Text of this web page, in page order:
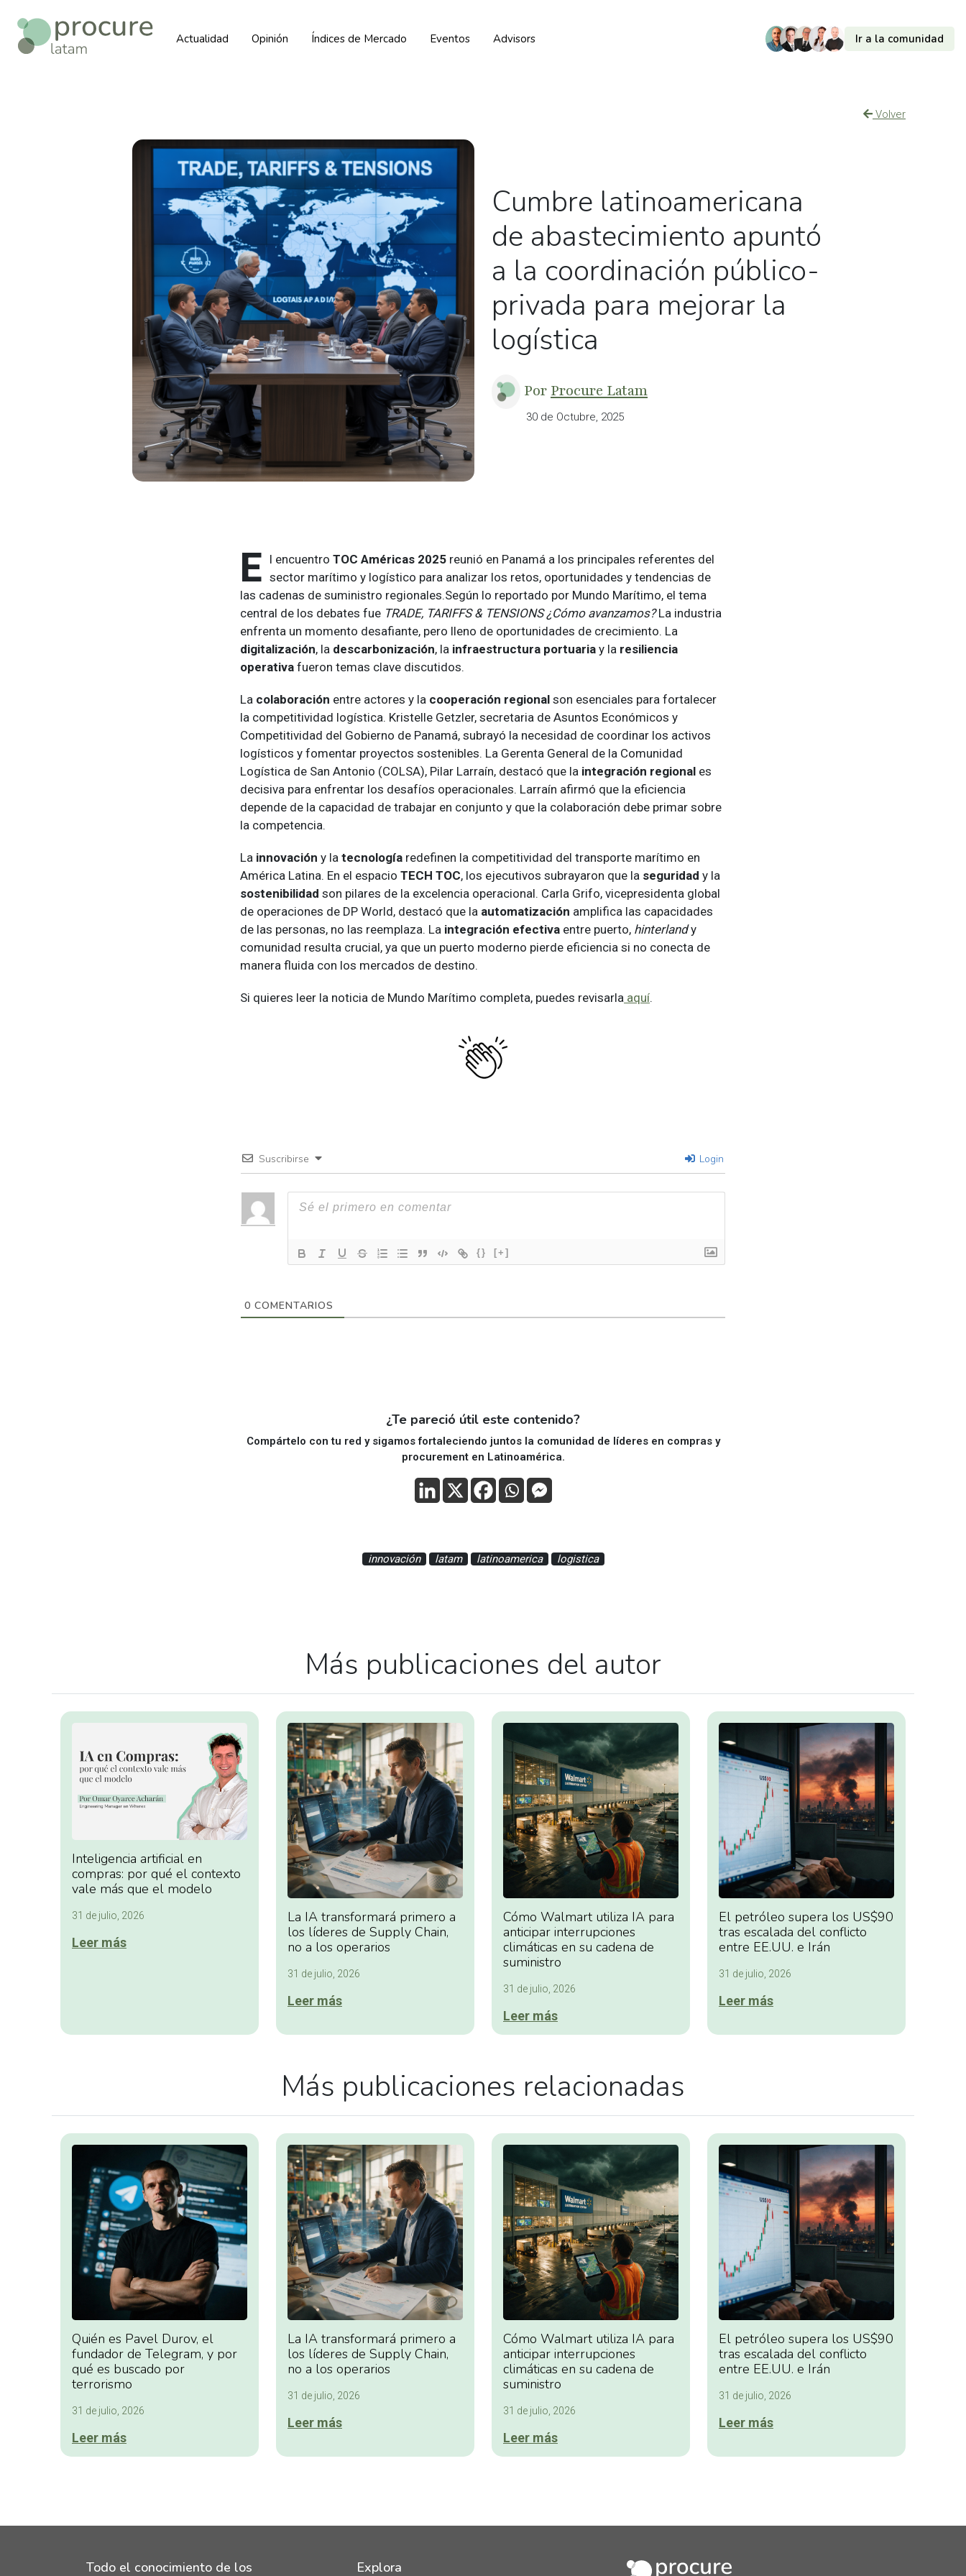
Actualidad Opinión Índices de Mercado Eventos Advisors Ir a la comunidad
Volver
Cumbre latinoamericana
de abastecimiento apuntó
a la coordinación público-
privada para mejorar la
logística
Por Procure Latam
30 de Octubre, 2025
E l encuentro TOC Américas 2025 reunió en Panamá a los principales referentes del
sector marítimo y logístico para analizar los retos, oportunidades y tendencias de
las cadenas de suministro regionales.Según lo reportado por Mundo Marítimo, el tema
central de los debates fue TRADE, TARIFFS & TENSIONS ¿Cómo avanzamos?La industria
enfrenta un momento desafiante, pero lleno de oportunidades de crecimiento. La
digitalización, la descarbonización, la infraestructura portuaria y la resiliencia
operativa fueron temas clave discutidos.
La colaboración entre actores y la cooperación regional son esenciales para fortalecer
la competitividad logística. Kristelle Getzler, secretaria de Asuntos Económicos y
Competitividad del Gobierno de Panamá, subrayó la necesidad de coordinar los activos
logísticos y fomentar proyectos sostenibles. La Gerenta General de la Comunidad
Logística de San Antonio (COLSA), Pilar Larraín, destacó que la integración regional es
decisiva para enfrentar los desafíos operacionales. Larraín afirmó que la eficiencia
depende de la capacidad de trabajar en conjunto y que la colaboración debe primar sobre
la competencia.
La innovación y la tecnología redefinen la competitividad del transporte marítimo en
América Latina. En el espacio TECH TOC, los ejecutivos subrayaron que la seguridad y la
sostenibilidad son pilares de la excelencia operacional. Carla Grifo, vicepresidenta global
de operaciones de DP World, destacó que la automatización amplifica las capacidades
de las personas, no las reemplaza. La integración efectiva entre puerto, hinterlandy
comunidad resulta crucial, ya que un puerto moderno pierde eficiencia si no conecta de
manera fluida con los mercados de destino.
Si quieres leer la noticia de Mundo Marítimo completa, puedes revisarla aquí.
Suscribirse Login
{} [+]
0 COMENTARIOS
¿Te pareció útil este contenido?
Compártelo con tu red y sigamos fortaleciendo juntos la comunidad de líderes en compras y
procurement en Latinoamérica.
innovación latam latinoamerica logistica
Más publicaciones del autor
Inteligencia artificial en
compras: por qué el contexto
vale más que el modelo
31 de julio, 2026
Leer más
La IA transformará primero a
los líderes de Supply Chain,
no a los operarios
31 de julio, 2026
Leer más
Cómo Walmart utiliza IA para
anticipar interrupciones
climáticas en su cadena de
suministro
31 de julio, 2026
Leer más
El petróleo supera los US$90
tras escalada del conflicto
entre EE.UU. e Irán
31 de julio, 2026
Leer más
Más publicaciones relacionadas
Quién es Pavel Durov, el
fundador de Telegram, y por
qué es buscado por
terrorismo
31 de julio, 2026
Leer más
La IA transformará primero a
los líderes de Supply Chain,
no a los operarios
31 de julio, 2026
Leer más
Cómo Walmart utiliza IA para
anticipar interrupciones
climáticas en su cadena de
suministro
31 de julio, 2026
Leer más
El petróleo supera los US$90
tras escalada del conflicto
entre EE.UU. e Irán
31 de julio, 2026
Leer más
Todo el conocimiento de los
Explora